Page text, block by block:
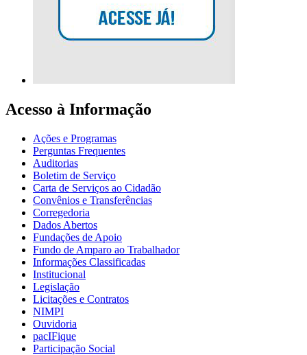
Acesso à Informação
Ações e Programas
Perguntas Frequentes
Auditorias
Boletim de Serviço
Carta de Serviços ao Cidadão
Convênios e Transferências
Corregedoria
Dados Abertos
Fundações de Apoio
Fundo de Amparo ao Trabalhador
Informações Classificadas
Institucional
Legislação
Licitações e Contratos
NIMPI
Ouvidoria
pacIFique
Participação Social